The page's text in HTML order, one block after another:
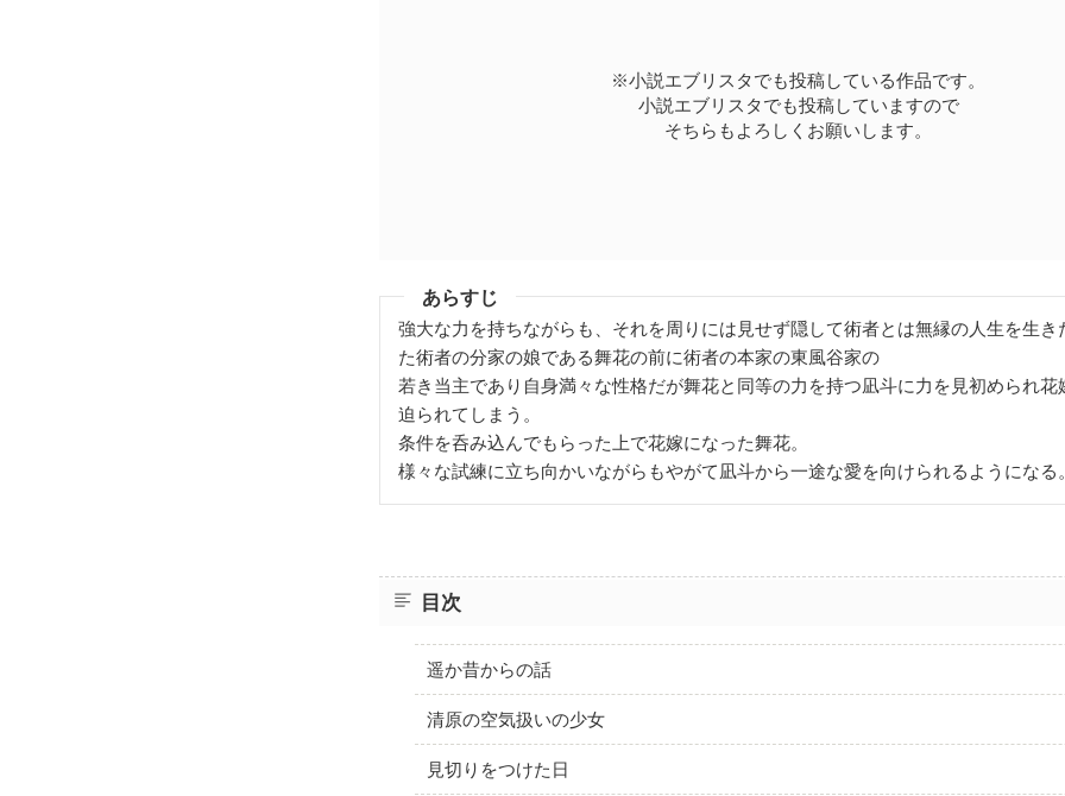
※小説エブリスタでも投稿している作品です。
小説エブリスタでも投稿していますので
そちらもよろしくお願いします。
あらすじ
強大な力を持ちながらも、それを周りには見せず隠して術者とは無縁の人生を生き
た術者の分家の娘である舞花の前に術者の本家の東風谷家の
若き当主であり自身満々な性格だが舞花と同等の力を持つ凪斗に力を見初められ花
迫られてしまう。
条件を呑み込んでもらった上で花嫁になった舞花。
様々な試練に立ち向かいながらもやがて凪斗から一途な愛を向けられるようになる。
目次
遥か昔からの話
清原の空気扱いの少女
見切りをつけた日